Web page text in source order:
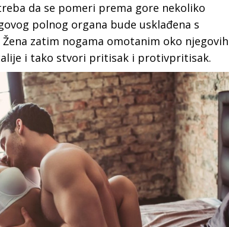
da se pomeri prema gore nekoliko
polnog organa bude usklađena s
zatim nogama omotanim oko njegovih
i tako stvori pritisak i protivpritisak.